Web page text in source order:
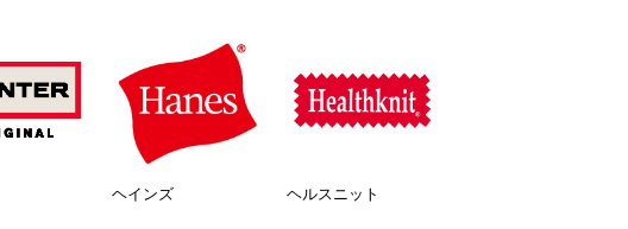
ヘインズ ヘルスニット